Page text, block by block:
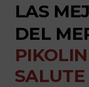
LAS
DEL
SALUTE